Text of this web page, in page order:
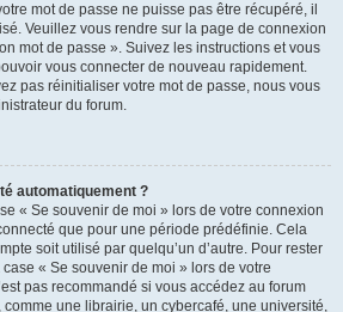
mot de passe ne puisse pas être récupéré, il
Veuillez vous rendre sur la page de connexion
mot de passe ». Suivez les instructions et vous
vous connecter de nouveau rapidement.
pas réinitialiser votre mot de passe, nous vous
du forum.
automatiquement ?
« Se souvenir de moi » lors de votre connexion
que pour une période prédéfinie. Cela
soit utilisé par quelqu’un d’autre. Pour rester
« Se souvenir de moi » lors de votre
pas recommandé si vous accédez au forum
une librairie, un cybercafé, une université,